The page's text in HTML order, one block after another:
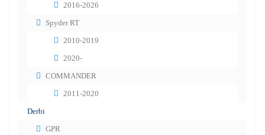
2016-2026
Spyder RT
2010-2019
2020-
COMMANDER
2011-2020
Derbi
GPR